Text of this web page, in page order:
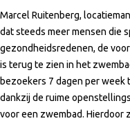
Marcel Ruitenberg,
dat steeds meer mensen die
gezondheidsredenen, de
is terug te zien in het
bezoekers 7 dagen per
dankzij de ruime
voor een zwembad. Hierdoor